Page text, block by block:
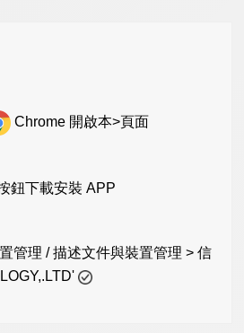
Chrome 開啟本>頁面
鈕下載安裝 APP
管理 / 描述文件與裝置管理 > 信